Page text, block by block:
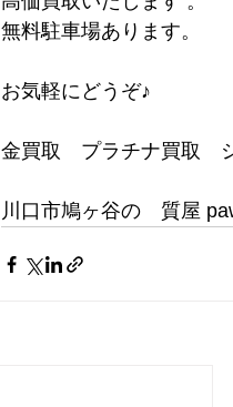
無料駐車場あります。
お気軽にどうぞ♪
金買取　プラチナ買取　
川口市鳩ヶ谷の　質屋